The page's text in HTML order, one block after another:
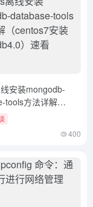
安装mongodb-
tools方法详解
安装mongodb4.0）
400